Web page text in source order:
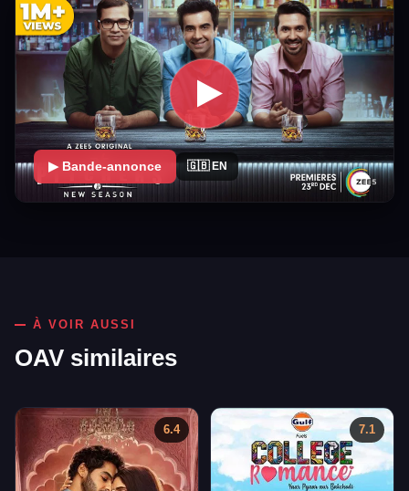
▶ Bande-annonce 🇬🇧 EN
À VOIR AUSSI
OAV similaires
6.4 7.1